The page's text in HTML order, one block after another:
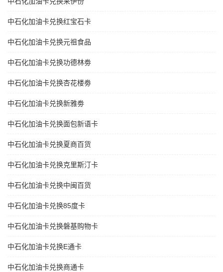
中石化加油卡兑换红宝石卡
中石化加油卡兑换元祖食品
中石化加油卡兑换功德林劵
中石化加油卡兑换杏花楼劵
中石化加油卡兑换新雅劵
中石化加油卡兑换面包新语卡
中石化加油卡兑换夏商百货
中石化加油卡兑换克里斯汀卡
中石化加油卡兑换中闽百货
中石化加油卡兑换85度卡
中石化加油卡兑换磐基购物卡
中石化加油卡兑换E通卡
中石化加油卡兑换商通卡